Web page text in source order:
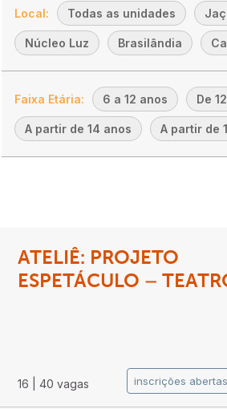
Local: Todas as unidades
Núcleo Luz Brasilândia
Faixa Etária: 6 a 12 anos De
A partir de 14 anos A partir de
ATELIÊ: PROJETO
ESPETÁCULO –
16 40 vagas inscrições abertas